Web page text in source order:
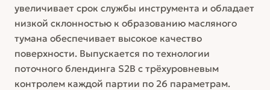
увеличивает срок службы инструмента и обладает
низкой склонностью к образованию масляного
тумана обеспечивает высокое качество
поверхности. Выпускается по технологии
поточного блендинга S2B с трёхуровневым
контролем каждой партии по 26 параметрам.